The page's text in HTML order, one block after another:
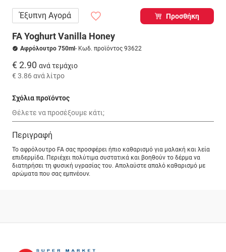
Έξυπνη Αγορά Προσθήκη
FA Yoghurt Vanilla Honey
Αφρόλουτρο 750ml - Κωδ. προϊόντος 93622
€ 2.90 ανά τεμάχιο
€ 3.86 ανά λίτρο
Σχόλια προϊόντος
Περιγραφή
Το αφρόλουτρο FA σας προσφέρει ήπιο καθαρισμό για μαλακή και λεία
επιδερμίδα. Περιέχει πολύτιμα συστατικά και βοηθούν το δέρμα να
διατηρήσει τη φυσική υγρασίας του. Απολαύστε απαλό καθαρισμό με
αρώματα που σας εμπνέουν.